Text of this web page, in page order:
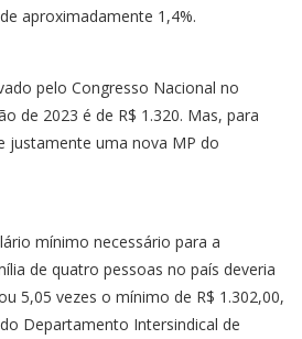
aproximadamente 1,4%.
pelo Congresso Nacional no
de 2023 é de R$ 1.320. Mas, para
justamente uma nova MP do
mínimo necessário para a
de quatro pessoas no país deveria
5,05 vezes o mínimo de R$ 1.302,00,
Departamento Intersindical de